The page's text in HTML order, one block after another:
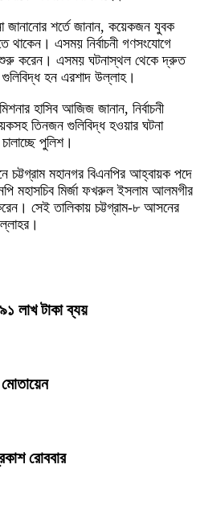
জানানোর শর্তে জানান, কয়েকজন যুবক
থাকেন। এসময় নির্বাচনী গণসংযোগে
শুরু করেন। এসময় ঘটনাস্থল থেকে দ্রুত
হন এরশাদ উল্লাহ।
হাসিব আজিজ জানান, নির্বাচনী
তিনজন গুলিবিদ্ধ হওয়ার ঘটনা
পুলিশ।
চট্টগ্রাম মহানগর বিএনপির আহ্বায়ক পদে
মহাসচিব মির্জা ফখরুল ইসলাম আলমগীর
সেই তালিকায় চট্টগ্রাম-৮ আসনের
লাখ টাকা ব্যয়
রোববার